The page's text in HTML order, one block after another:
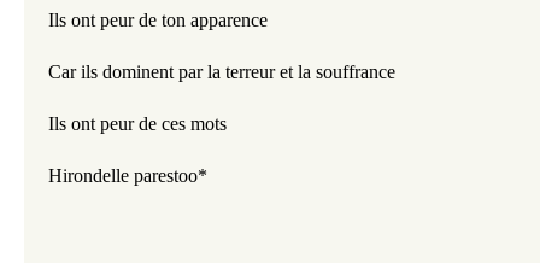
Ils ont peur de ton apparence
Car ils dominent par la terreur et la souffrance
Ils ont peur de ces mots
Hirondelle parestoo*